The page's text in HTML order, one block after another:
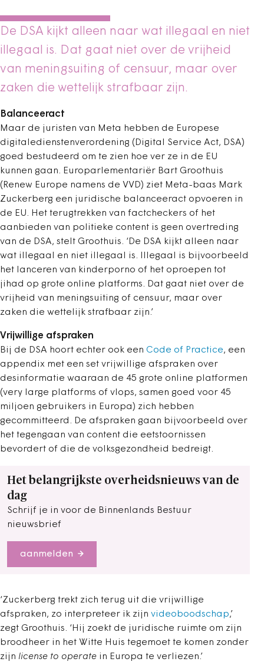
De DSA kijkt alleen naar wat illegaal en niet
illegaal is. Dat gaat niet over de vrijheid
van meningsuiting of censuur, maar over
zaken die wettelijk strafbaar zijn.
Balanceeract
Maar de juristen van Meta hebben de Europese
digitaledienstenverordening (Digital Service Act, DSA)
goed bestudeerd om te zien hoe ver ze in de EU
kunnen gaan. Europarlementariër Bart Groothuis
(Renew Europe namens de VVD) ziet Meta-baas Mark
Zuckerberg een juridische balanceeract opvoeren in
de EU. Het terugtrekken van factcheckers of het
aanbieden van politieke content is geen overtreding
van de DSA, stelt Groothuis. ‘De DSA kijkt alleen naar
wat illegaal en niet illegaal is. Illegaal is bijvoorbeeld
het lanceren van kinderporno of het oproepen tot
jihad op grote online platforms. Dat gaat niet over de
vrijheid van meningsuiting of censuur, maar over
zaken die wettelijk strafbaar zijn.’
Vrijwillige afspraken
Bij de DSA hoort echter ook een Code of Practice, een
appendix met een set vrijwillige afspraken over
desinformatie waaraan de 45 grote online platformen
(very large platforms of vlops, samen goed voor 45
miljoen gebruikers in Europa) zich hebben
gecommitteerd. De afspraken gaan bijvoorbeeld over
het tegengaan van content die eetstoornissen
bevordert of die de volksgezondheid bedreigt.
Het belangrijkste overheidsnieuws van de
dag
Schrijf je in voor de Binnenlands Bestuur
nieuwsbrief
aanmelden
‘Zuckerberg trekt zich terug uit die vrijwillige
afspraken, zo interpreteer ik zijn videoboodschap,’
zegt Groothuis. ‘Hij zoekt de juridische ruimte om zijn
broodheer in het Witte Huis tegemoet te komen zonder
zijn license to operate in Europa te verliezen.’